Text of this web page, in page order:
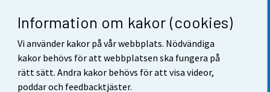
Information om kakor (cookies)
Vi använder kakor på vår webbplats. Nödvändiga
kakor behövs för att webbplatsen ska fungera på
rätt sätt. Andra kakor behövs för att visa videor,
poddar och feedbacktjäster.
Respons
Användarvillkor
Dataskydd